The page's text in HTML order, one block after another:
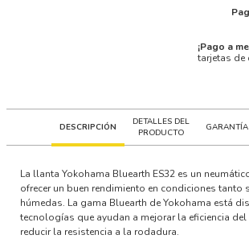
¡Pago a
tarjetas de
DESCRIPCIÓN
DETALLES DEL
PRODUCTO
GARANTÍA
La llanta Yokohama Bluearth ES32 es un
ofrecer un buen rendimiento en condiciones tanto
húmedas. La gama Bluearth de Yokohama está
tecnologías que ayudan a mejorar la eficiencia
reducir la resistencia a la rodadura.